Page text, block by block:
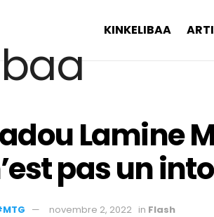
KINKELIBAA
Lamine
pas un
novembre 2, 2022 in Flash